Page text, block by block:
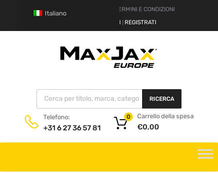
TERMINI E CONDIZIONI
REGISTRATI REGISTRATI
RICERCA
Telefono:
+31 6 27 36 57 81
Carrello della spesa
€0,00
0
Italiano